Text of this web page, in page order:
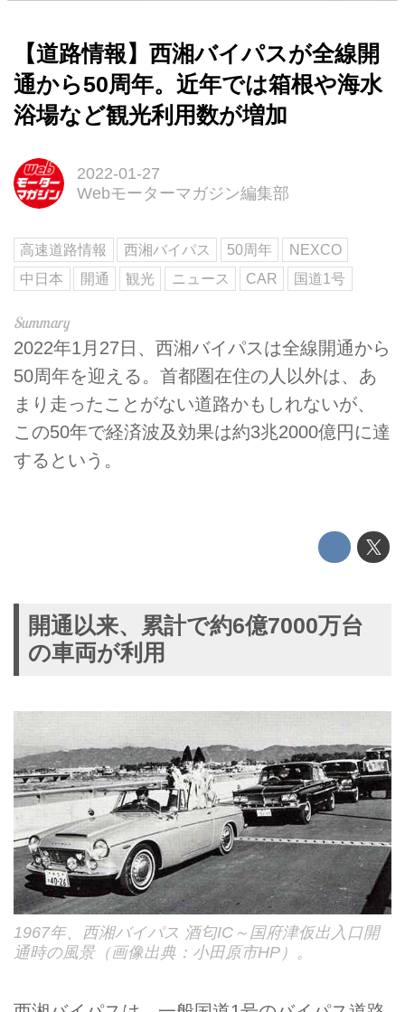
【道路情報】西湘バイパスが全線開
通から50周年。近年では箱根や海水
浴場など観光利用数が増加
2022-01-27
Webモーターマガジン編集部
高速道路情報 西湘バイパス 50周年
NEXCO
中日本
開通 観光 ニュース CAR 国道1号
2022年1月27日、西湘バイパスは全線開通から
50周年を迎える。首都圏在住の人以外は、あ
まり走ったことがない道路かもしれないが、
この50年で経済波及効果は約3兆2000億円に達
するという。
開通以来、累計で約6億7000万台
の車両が利用
1967年、西湘バイパス 酒匂IC～国府津仮出入口開
通時の風景（画像出典：小田原市HP）。